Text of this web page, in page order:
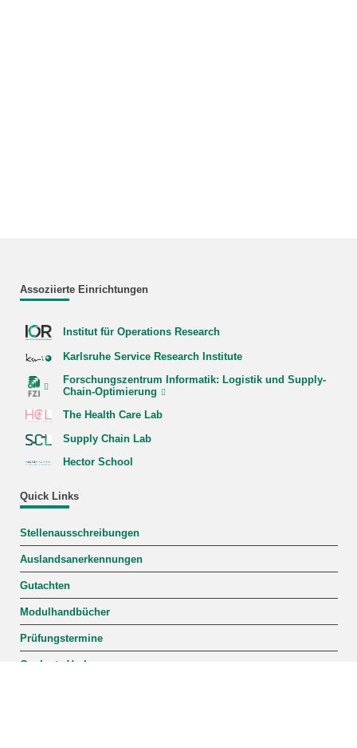
Assoziierte Einrichtungen
Institut für Operations Research
Karlsruhe Service Research Institute
Forschungszentrum Informatik: Logistik und Supply-
Chain-Optimierung
The Health Care Lab
Supply Chain Lab
Hector School
Quick Links
Stellenausschreibungen
Auslandsanerkennungen
Gutachten
Modulhandbücher
Prüfungstermine
Geplante Vorlesungen